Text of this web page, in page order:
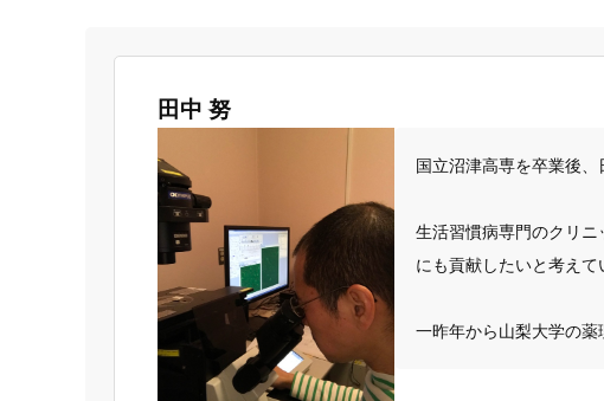
田中 努
国立沼津高専を卒業後、
生活習慣病専門のクリ
にも貢献したいと考えて
一昨年から山梨大学の薬